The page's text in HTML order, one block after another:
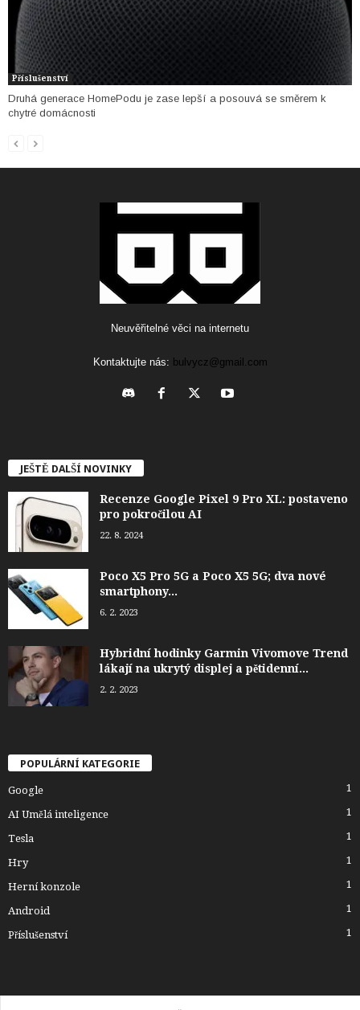
Příslušenství
Druhá generace HomePodu je zase lepší a posouvá se směrem k
chytré domácnosti
Neuvěřitelné věci na internetu
Kontaktujte nás: bulvycz@gmail.com
JEŠTĚ DALŠÍ NOVINKY
Recenze Google Pixel 9 Pro XL: postaveno
pro pokročilou AI
22. 8. 2024
Poco X5 Pro 5G a Poco X5 5G; dva nové
smartphony...
6. 2. 2023
Hybridní hodinky Garmin Vivomove Trend
lákají na ukrytý displej a pětidenní...
2. 2. 2023
POPULÁRNÍ KATEGORIE
Google 1
AI Umělá inteligence 1
Tesla 1
Hry 1
Herní konzole 1
Android 1
Příslušenství 1